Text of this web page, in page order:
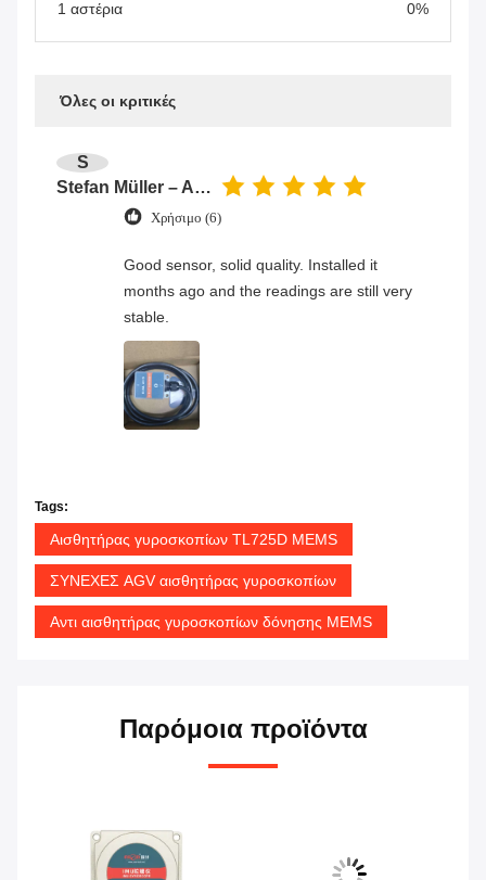
1 αστέρια
0%
Όλες οι κριτικές
S
Stefan Müller – Automation Engineer
Χρήσιμο (6)
Good sensor, solid quality. Installed it
months ago and the readings are still very
stable.
Tags:
Αισθητήρας γυροσκοπίων TL725D MEMS
ΣΥΝΕΧΕΣ AGV αισθητήρας γυροσκοπίων
Αντι αισθητήρας γυροσκοπίων δόνησης MEMS
Παρόμοια προϊόντα